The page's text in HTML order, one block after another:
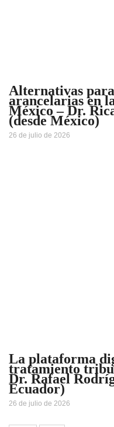
Alternativas
arancelarias en
México – Dr.
(desde México)
26 de julio de 2026
La plataforma
tratamiento
Dr. Rafael
Ecuador)
26 de julio de 2026